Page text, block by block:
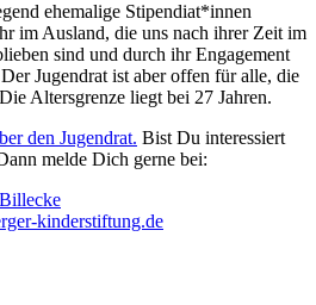
ehemalige Stipendiat*innen
im Ausland, die uns nach ihrer Zeit im
sind und durch ihr Engagement
Jugendrat ist aber offen für alle, die
Altersgrenze liegt bei 27 Jahren.
den Jugendrat. Bist Du interessiert
melde Dich gerne bei:
kinderstiftung.de